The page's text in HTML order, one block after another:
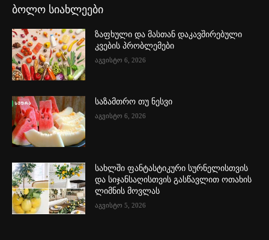
ბოლო სიახლეები
ზაფხული და მასთან დაკავშირებული
კვების პრობლემები
აგვისტო 6, 2026
საზამთრო თუ ნესვი
აგვისტო 6, 2026
სახლში ფანტასტიკური სურნელისთვის
და სიჯანსაღისთვის გასწავლით ოთახის
ლიმნის მოვლას
აგვისტო 5, 2026